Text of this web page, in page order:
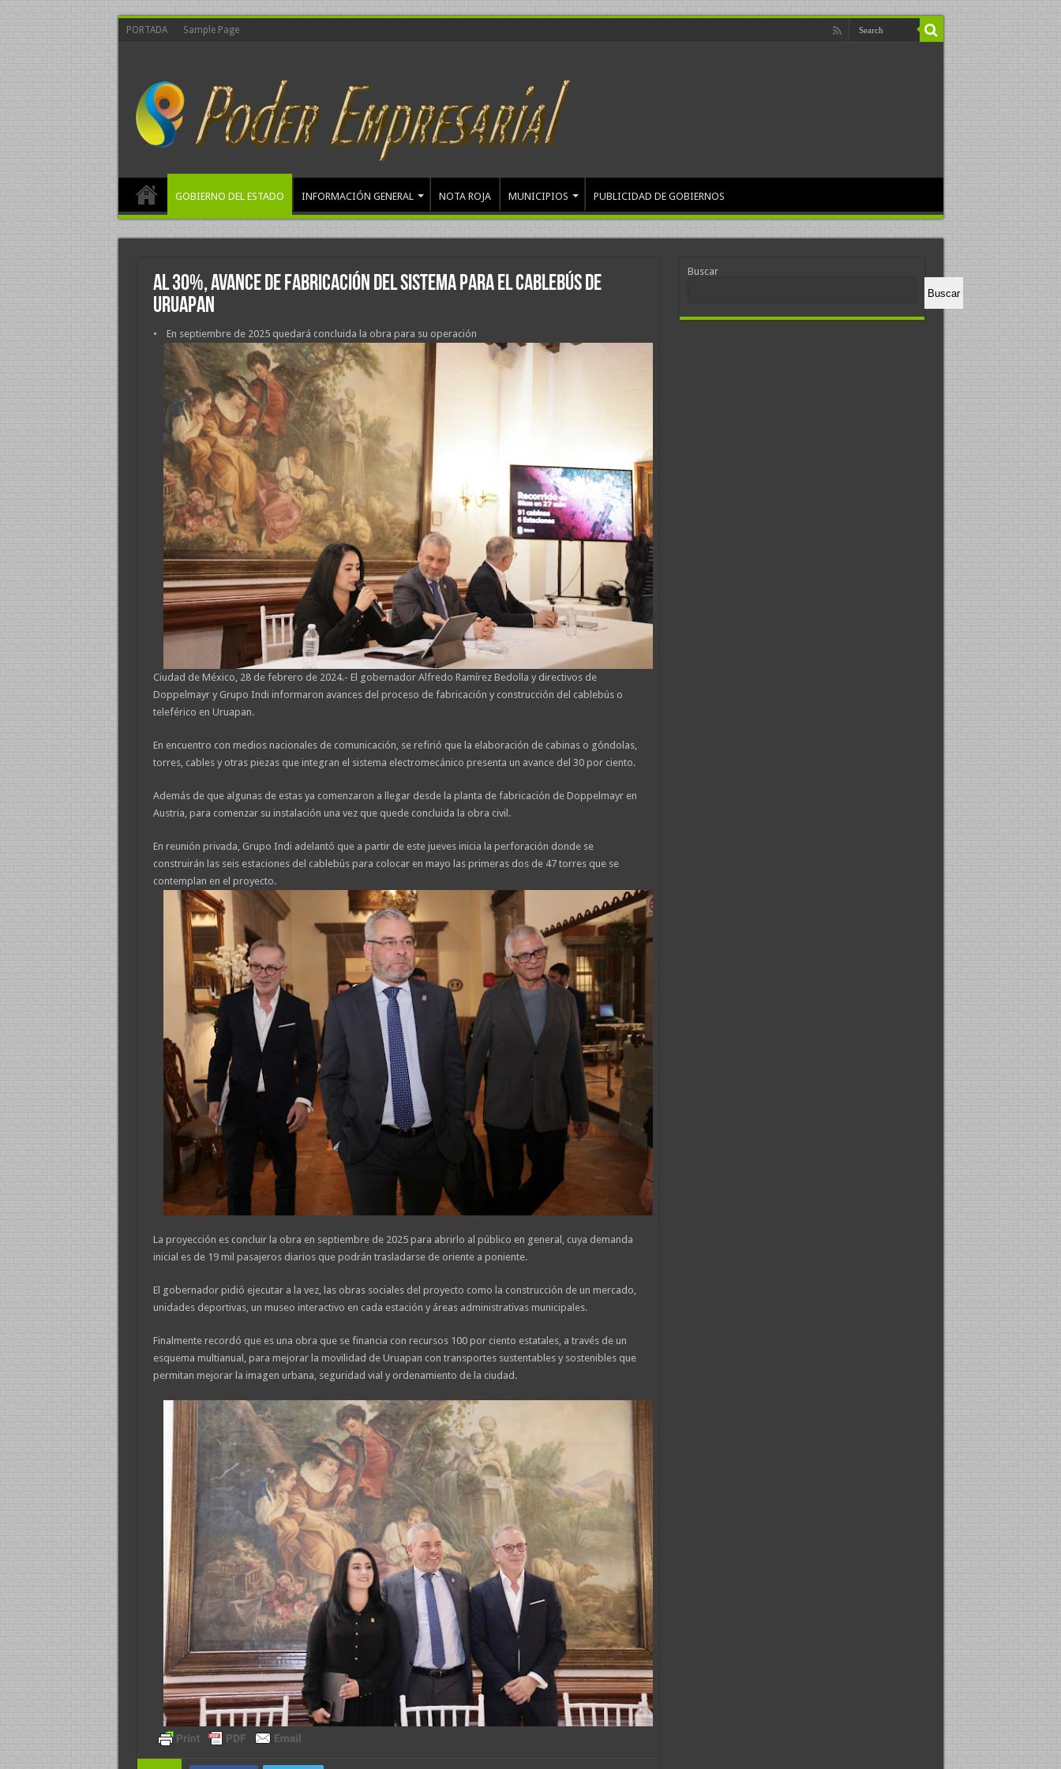
PORTADA Sample Page
GOBIERNO DEL ESTADO INFORMACIÓN GENERAL NOTA ROJA MUNICIPIOS PUBLICIDAD DE GOBIERNOS
Al 30%, avance de fabricación del sistema para el cablebús de
Uruapan
• En septiembre de 2025 quedará concluida la obra para su operación
Ciudad de México, 28 de febrero de 2024.- El gobernador Alfredo Ramírez Bedolla y directivos de
Doppelmayr y Grupo Indi informaron avances del proceso de fabricación y construcción del cablebús o
teleférico en Uruapan.
En encuentro con medios nacionales de comunicación, se refirió que la elaboración de cabinas o góndolas,
torres, cables y otras piezas que integran el sistema electromecánico presenta un avance del 30 por ciento.
Además de que algunas de estas ya comenzaron a llegar desde la planta de fabricación de Doppelmayr en
Austria, para comenzar su instalación una vez que quede concluida la obra civil.
En reunión privada, Grupo Indi adelantó que a partir de este jueves inicia la perforación donde se
construirán las seis estaciones del cablebús para colocar en mayo las primeras dos de 47 torres que se
contemplan en el proyecto.
La proyección es concluir la obra en septiembre de 2025 para abrirlo al público en general, cuya demanda
inicial es de 19 mil pasajeros diarios que podrán trasladarse de oriente a poniente.
El gobernador pidió ejecutar a la vez, las obras sociales del proyecto como la construcción de un mercado,
unidades deportivas, un museo interactivo en cada estación y áreas administrativas municipales.
Finalmente recordó que es una obra que se financia con recursos 100 por ciento estatales, a través de un
esquema multianual, para mejorar la movilidad de Uruapan con transportes sustentables y sostenibles que
permitan mejorar la imagen urbana, seguridad vial y ordenamiento de la ciudad.
Buscar
Buscar